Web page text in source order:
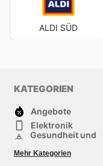
ALDI SÜD
KATEGORIEN
Angebote
Elektronik
Gesundheit und
Sportartikel und
Sportbekleidung
Mehr Kategorien